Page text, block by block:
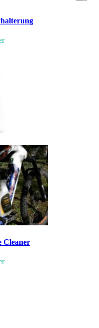
Cleaner